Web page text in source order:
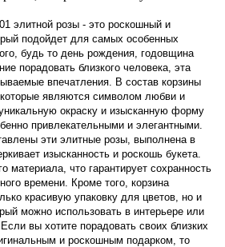
элитной розы - это роскошный и
подойдет для самых особенных
будь то день рождения, годовщина
порадовать близкого человека, эта
впечатления. В состав корзины
являются символом любви и
окраску и изысканную форму
привлекательными и элегантными.
эти элитные розы, выполнена в
изысканность и роскошь букета.
материала, что гарантирует сохранность
времени. Кроме того, корзина
красивую упаковку для цветов, но и
можно использовать в интерьере или
вы хотите порадовать своих близких
и роскошным подарком, то